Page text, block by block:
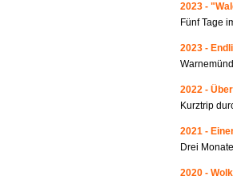
2023 -
Fünf Tage
2023 -
2022 -
Kurztrip
2021 -
Drei
2020 -